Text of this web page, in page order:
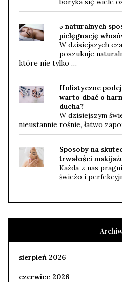
5 naturalnych
pielęgnację
W dzisiejszych
poszukuje
które nie tylko …
Holistyczne
warto dbać o
ducha?
W dzisiejszym
nieustannie rośnie, łatwo
Sposoby na
trwałości
Każda z nas
świeżo i
sierpień 2026
czerwiec 2026